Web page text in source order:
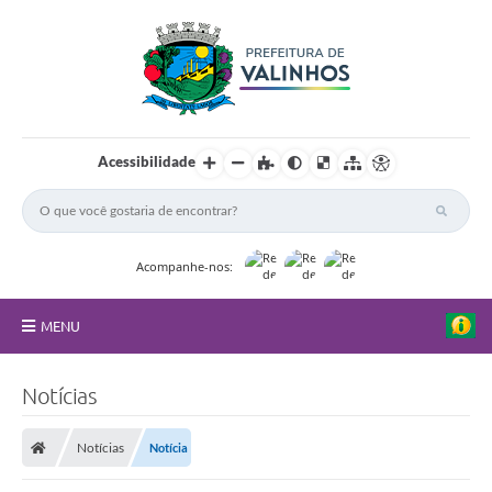
Acessibilidade
Acompanhe-nos:
MENU
Notícias
Notícias Notícia